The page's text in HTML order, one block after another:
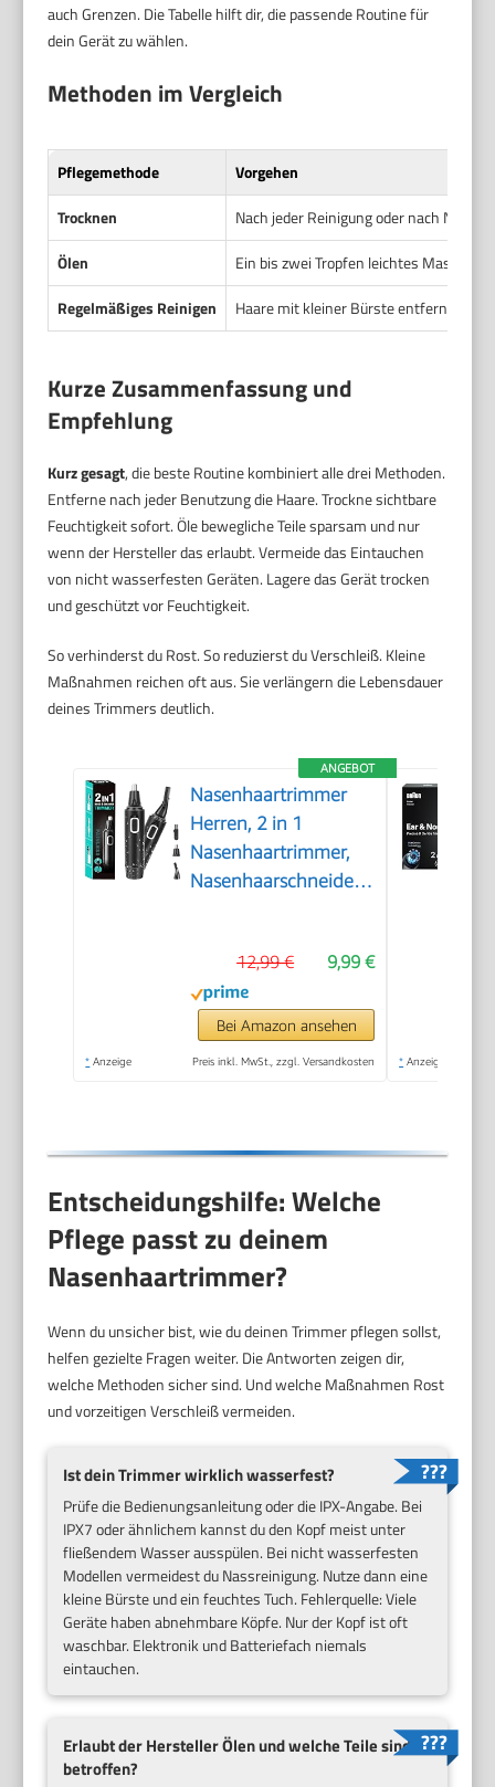
auch Grenzen. Die Tabelle hilft dir, die passende Routine für
dein Gerät zu wählen.
Methoden im Vergleich
Pflegemethode
Vorgehen
Trocknen
Nach jeder Reinigung oder nach
Ölen
Ein bis zwei Tropfen leichtes
Regelmäßiges Reinigen
Haare mit kleiner Bürste entfernen.
Kurze Zusammenfassung und
Empfehlung
Kurz gesagt, die beste Routine kombiniert alle drei Methoden.
Entferne nach jeder Benutzung die Haare. Trockne sichtbare
Feuchtigkeit sofort. Öle bewegliche Teile sparsam und nur
wenn der Hersteller das erlaubt. Vermeide das Eintauchen
von nicht wasserfesten Geräten. Lagere das Gerät trocken
und geschützt vor Feuchtigkeit.
So verhinderst du Rost. So reduzierst du Verschleiß. Kleine
Maßnahmen reichen oft aus. Sie verlängern die Lebensdauer
deines Trimmers deutlich.
ANGEBOT
Nasenhaartrimmer
Herren, 2 in 1
Nasenhaartrimmer,
Nasenhaarschneider,
Lippenhaare
Schmerzloser
Epilierer, IPX7
Waschbarer
9,99 €
12,99 €
Bei Amazon ansehen
* Anzeige Preis inkl. MwSt., zzgl. Versandkosten * Anzeige
Entscheidungshilfe: Welche
Pflege passt zu deinem
Nasenhaartrimmer?
Wenn du unsicher bist, wie du deinen Trimmer pflegen sollst,
helfen gezielte Fragen weiter. Die Antworten zeigen dir,
welche Methoden sicher sind. Und welche Maßnahmen Rost
und vorzeitigen Verschleiß vermeiden.
Ist dein Trimmer wirklich wasserfest?
Prüfe die Bedienungsanleitung oder die IPX-Angabe. Bei
IPX7 oder ähnlichem kannst du den Kopf meist unter
fließendem Wasser ausspülen. Bei nicht wasserfesten
Modellen vermeidest du Nassreinigung. Nutze dann eine
kleine Bürste und ein feuchtes Tuch. Fehlerquelle: Viele
Geräte haben abnehmbare Köpfe. Nur der Kopf ist oft
waschbar. Elektronik und Batteriefach niemals
eintauchen.
Erlaubt der Hersteller Ölen und welche Teile sind
betroffen?